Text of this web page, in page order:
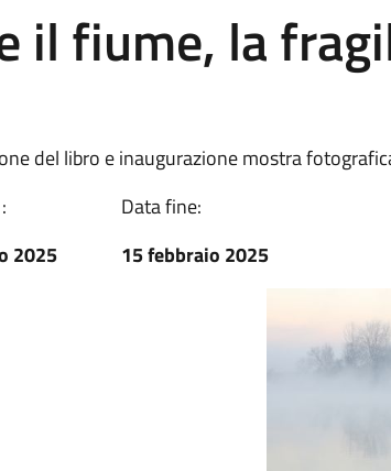
il fiume, la
del libro e inaugurazione mostra
2025
Data fine:
15 febbraio 2025